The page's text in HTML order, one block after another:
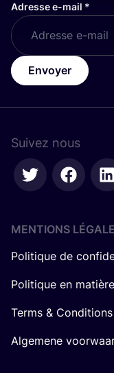
Adresse e-mail *
Envoyer
Suivez nous
MENTIONS
Politique de
Politique en
Terms &
Algemene